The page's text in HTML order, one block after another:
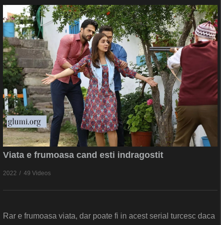
Viata e frumoasa cand esti indragostit
2022 49 Videos
Rar e frumoasa viata, dar poate fi in acest serial turcesc daca